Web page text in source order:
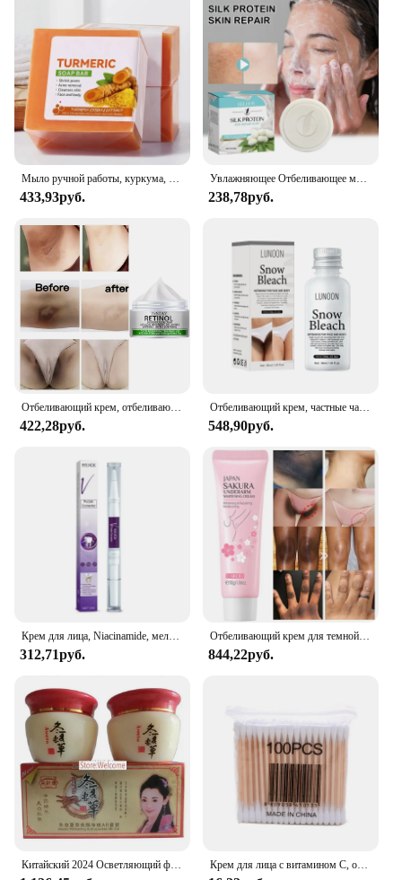
Мыло ручной работы, куркума, очистка тела, осветление, темные подмышечные ножки, очистка тела, осветляющее мыло для лица, нежный уход за кожей, красота
433,93руб.
Увлажняющее Отбеливающее мыло для очищения кожи лица от акне
238,78руб.
Отбеливающий крем, отбеливающие детали, отбеливающий крем для тела, Осветляющий крем для подмышек, подмышки, крем для ног, коленей
422,28руб.
Отбеливающий крем, частные части, отбеливающая Сыворотка для подмышек, отбеливание ягодиц, колена, осветление внутренней части бедра, интимные детали, темная фотопроцедура
548,90руб.
Крем для лица, Niacinamide, мелазма, Осветляющий крем, уменьшает меланин, осветляет темную кожу, хлоазма, сыворотка, выцветает, мелкие морщины
312,71руб.
Отбеливающий крем для темной кожи, подмышек, внутреннего сустава, Осветляющий интимный крем для области подмышек, уход за телом, частные части, осветляющий лосьон
844,22руб.
Китайский 2024 Осветляющий фотографический набор, мелазма, средство для удаления темных пятен и веснушек, Осветляющий Уход за кожей Крем для лица с витамином C, отбеливающий, Осветляющий и меланин